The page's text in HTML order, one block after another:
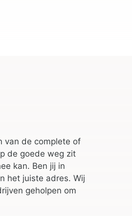
van de complete of
de goede weg zit
kan. Ben jij in
het juiste adres. Wij
geholpen om